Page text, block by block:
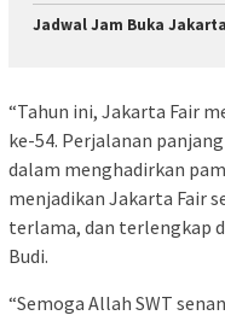
Jadwal Jam Buka
“Tahun ini, Jakarta Fair
ke-54. Perjalanan
dalam menghadirkan
menjadikan Jakarta Fair
terlama, dan terlengkap
Budi.
“Semoga Allah SWT